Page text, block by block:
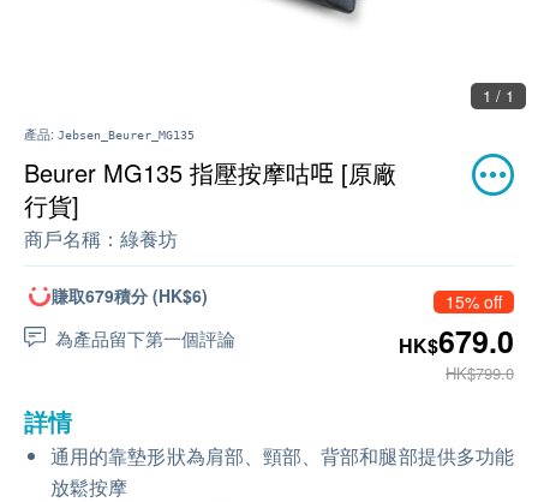
1 / 1
產品: Jebsen_Beurer_MG135
Beurer MG135 指壓按摩咕𠱸 [原廠
行貨]
商戶名稱： 綠養坊
賺取679積分 (HK$6)
為產品留下第一個評論
15% off
HK$679.0
HK$799.0
詳情
通用的靠墊形狀為肩部、頸部、背部和腿部提供多功能
放鬆按摩